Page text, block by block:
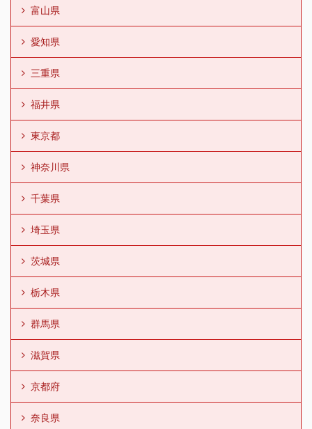
富山県
愛知県
三重県
福井県
東京都
神奈川県
千葉県
埼玉県
茨城県
栃木県
群馬県
滋賀県
京都府
奈良県